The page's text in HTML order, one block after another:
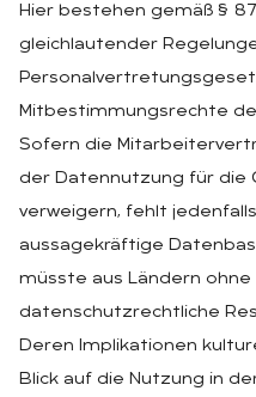
Hier bestehen gemäß §
gleichlautender
Mitbestimmungsrechte
Sofern die
der Datennutzung für die
verweigern, fehlt
aussagekräftige
müsste aus Ländern
datenschutzrechtliche
Deren Implikationen
Blick auf die Nutzung in